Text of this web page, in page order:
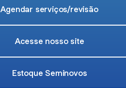
Agendar serviços/revisão
Acesse nosso site
Estoque Seminovos